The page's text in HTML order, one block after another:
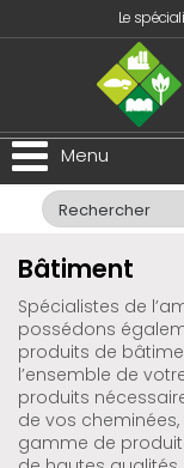
Le
Menu
Bâtiment
Spécialistes de
possédons
produits de
l’ensemble de
produits
de vos
gamme de